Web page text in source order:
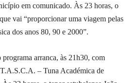
em comunicado. Às 23 horas, o
vai “proporcionar uma viagem pelas
dos anos 80, 90 e 2000”.
arranca, às 21h30, com
– Tuna Académica de